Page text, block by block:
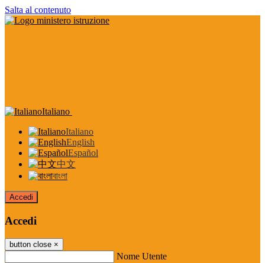
Salta al contenuto
Italiano
Italiano
English
Español
中文
বাংলা
Accedi
Accedi
button close ×
Nome Utente